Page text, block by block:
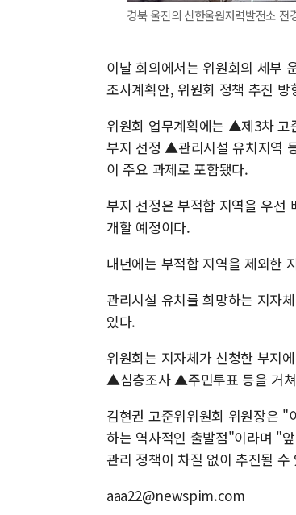
경북 울진의 신한울원자력발전소
이날 회의에서는 위원회의 세부
조사계획안, 위원회 정책 추진
위원회 업무계획에는 ▲제3차 고
부지 선정 ▲관리시설 유치지역
이 주요 과제로 포함됐다.
부지 선정은 부적합 지역을 우선
개할 예정이다.
내년에는 부적합 지역을 제외한
관리시설 유치를 희망하는 지자
있다.
위원회는 지자체가 신청한 부지
▲심층조사 ▲주민투표 등을 거
김현권 고준위위원회 위원장은 "
하는 역사적인 출발점"이라며 "
관리 정책이 차질 없이 추진될
aaa22@newspim.com